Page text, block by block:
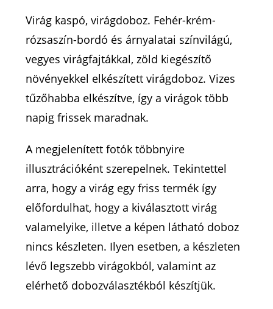
Virág kaspó, virágdoboz. Fehér-krém-
rózsaszín-bordó és árnyalatai színvilágú,
vegyes virágfajtákkal, zöld kiegészítő
növényekkel elkészített virágdoboz. Vizes
tűzőhabba elkészítve, így a virágok több
napig frissek maradnak.
A megjelenített fotók többnyire
illusztrációként szerepelnek. Tekintettel
arra, hogy a virág egy friss termék így
előfordulhat, hogy a kiválasztott virág
valamelyike, illetve a képen látható doboz
nincs készleten. Ilyen esetben, a készleten
lévő legszebb virágokból, valamint az
elérhető dobozválasztékból készítjük.